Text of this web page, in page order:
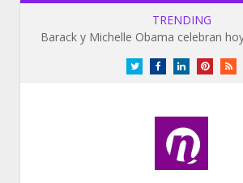
TRENDING
TwitterFacebookLinkedInPinterest